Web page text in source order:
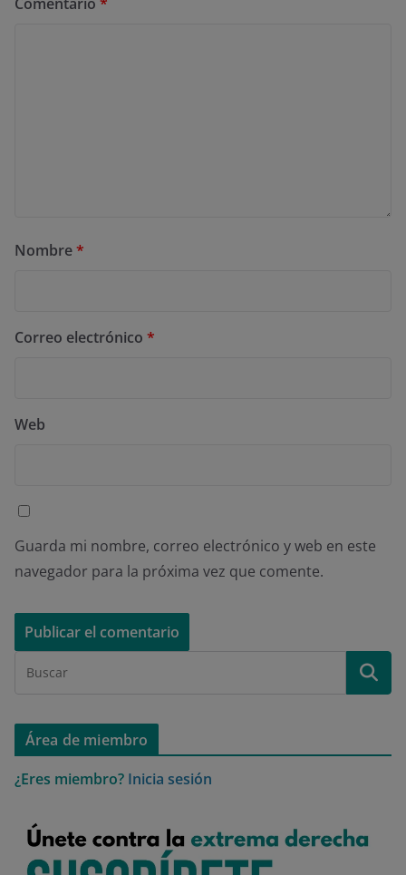
Nombre*
Correo electrónico *
Web
Guarda mi nombre, correo electrónico y web en este
navegador para la próxima vez que comente.
Área de miembro
¿Eres miembro? Inicia sesión